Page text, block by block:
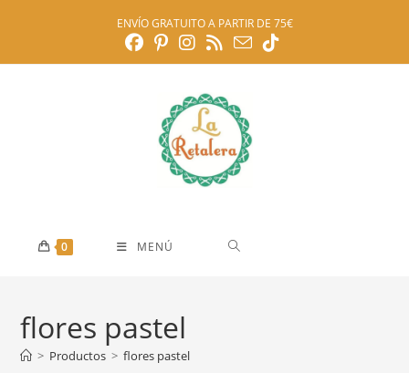
ENVÍO GRATUITO A PARTIR DE 75€
0 MENÚ
flores pastel
> Productos > flores pastel